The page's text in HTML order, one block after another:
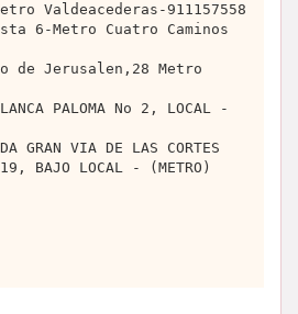
Valdeacederas-911157558
6-Metro Cuatro Caminos
de Jerusalen,28 Metro
PALOMA No 2, LOCAL -
GRAN VIA DE LAS CORTES
BAJO LOCAL - (METRO)